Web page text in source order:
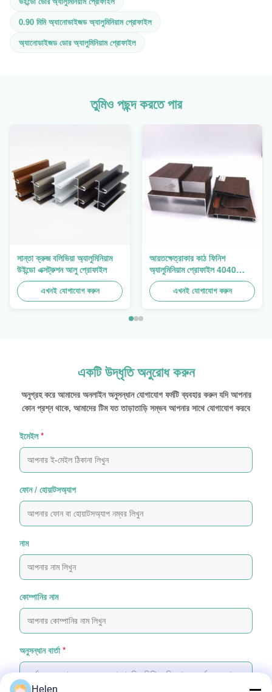
0.90 মিমি অ্যানোডাইজড অ্যালুমিনিয়াম প্রোফাইল
অ্যানোডাইজড ডোর অ্যালুমিনিয়াম প্রোফাইল
তুমিও পছন্দ করতে পার
সান্তা ক্রুজ বলিভিয়া অ্যালুমিনিয়াম
উইন্ডো এক্সট্রুশন আলু প্রোফাইল
এখনই যোগাযোগ করুন
আয়তক্ষেত্রাকার কাঠ ফিনিশ
অ্যালুমিনিয়াম প্রোফাইল 4040
অ্যালুমিনিয়াম এক্সট্রুশন প্রোফাইল
এখনই যোগাযোগ করুন
একটি উদ্ধৃতি অনুরোধ করুন
অনুগ্রহ করে আমাদের অনলাইন অনুসন্ধান যোগাযোগ ফর্মটি ব্যবহার করুন যদি আপনার
কোন প্রশ্ন থাকে, আমাদের টিম যত তাড়াতাড়ি সম্ভব আপনার সাথে যোগাযোগ করবে
ইমেইল *
ফোন / হোয়াটসঅ্যাপ
নাম
কোম্পানির নাম
অনুসন্ধান বার্তা *
Helen